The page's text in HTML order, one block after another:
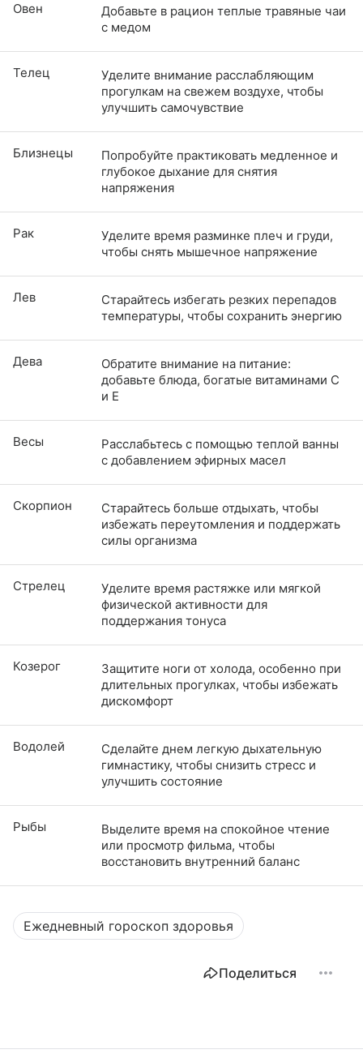
Овен
Добавьте в рацион теплые травяные чаи
с медом
Телец
Уделите внимание расслабляющим
прогулкам на свежем воздухе, чтобы
улучшить самочувствие
Близнецы
Попробуйте практиковать медленное и
глубокое дыхание для снятия
напряжения
Рак
Уделите время разминке плеч и груди,
чтобы снять мышечное напряжение
Лев
Старайтесь избегать резких перепадов
температуры, чтобы сохранить энергию
Дева
Обратите внимание на питание:
добавьте блюда, богатые витаминами С
и Е
Весы
Расслабьтесь с помощью теплой ванны
с добавлением эфирных масел
Скорпион
Старайтесь больше отдыхать, чтобы
избежать переутомления и поддержать
силы организма
Стрелец
Уделите время растяжке или мягкой
физической активности для
поддержания тонуса
Козерог
Защитите ноги от холода, особенно при
длительных прогулках, чтобы избежать
дискомфорт
Водолей
Сделайте днем легкую дыхательную
гимнастику, чтобы снизить стресс и
улучшить состояние
Рыбы
Выделите время на спокойное чтение
или просмотр фильма, чтобы
восстановить внутренний баланс
Ежедневный гороскоп здоровья
Поделиться